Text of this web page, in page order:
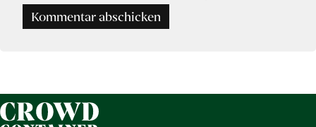
Kommentar abschicken